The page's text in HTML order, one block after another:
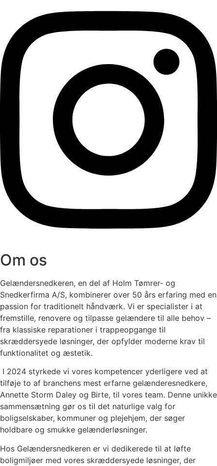
Om os
Gelændersnedkeren, en del af Holm Tømrer- og
Snedkerfirma A/S, kombinerer over 50 års erfaring med en
passion for traditionelt håndværk. Vi er specialister i at
fremstille, renovere og tilpasse gelændere til alle behov –
fra klassiske reparationer i trappeopgange til
skræddersyede løsninger, der opfylder moderne krav til
funktionalitet og æstetik.
I 2024 styrkede vi vores kompetencer yderligere ved at
tilføje to af branchens mest erfarne gelænderesnedkere,
Annette Storm Daley og Birte, til vores team. Denne unikke
sammensætning gør os til det naturlige valg for
boligselskaber, kommuner og plejehjem, der søger
holdbare og smukke gelænderløsninger.
Hos Gelændersnedkeren er vi dedikerede til at løfte
boligmiljøer med vores skræddersyede løsninger, der